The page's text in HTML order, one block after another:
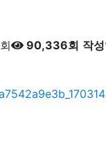
90,336회 작